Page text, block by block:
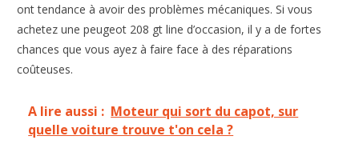
ont tendance à avoir des problèmes mécaniques. Si vous
achetez une peugeot 208 gt line d’occasion, il y a de fortes
chances que vous ayez à faire face à des réparations
coûteuses.
A lire aussi : Moteur qui sort du capot, sur
quelle voiture trouve t'on cela ?